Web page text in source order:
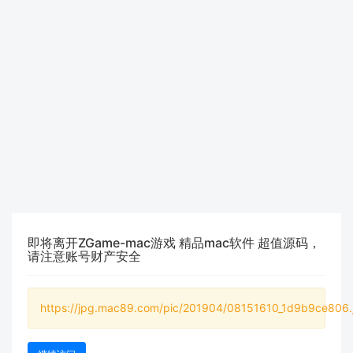
即将离开ZGame-mac游戏 精品mac软件 超值源码，
请注意账号财产安全
https://jpg.mac89.com/pic/201904/